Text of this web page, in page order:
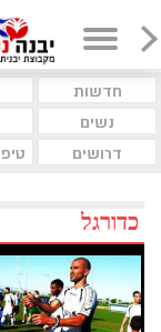
חדשות
נשים
דרושים
כדורגל